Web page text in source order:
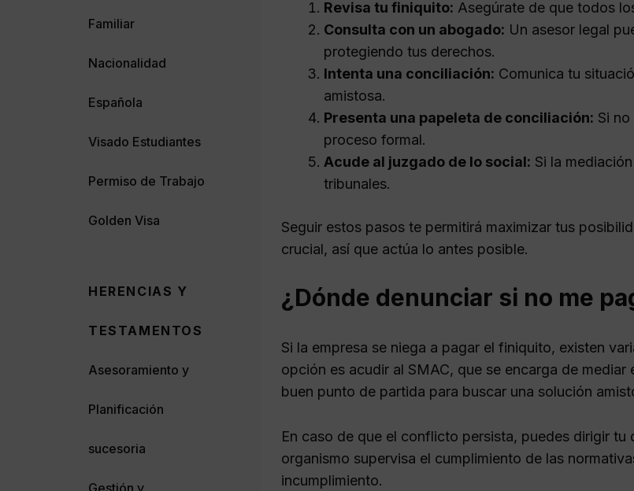
Revisa tu finiquito: Asegúrate de que todos
Consulta con un abogado: Un asesor legal
protegiendo tus derechos.
Intenta una conciliación: Comunica tu
amistosa.
Presenta una papeleta de conciliación: Si
proceso formal.
Acude al juzgado de lo social: Si la
tribunales.
Seguir estos pasos te permitirá maximizar tus
crucial, así que actúa lo antes posible.
¿Dónde denunciar si no me
Si la empresa se niega a pagar el finiquito, existen
opción es acudir al SMAC, que se encarga de
buen punto de partida para buscar una solución
En caso de que el conflicto persista, puedes dirigir tu
organismo supervisa el cumplimiento de las
incumplimiento.
Familiar
Nacionalidad
Española
Visado Estudiantes
Permiso de Trabajo
Golden Visa
HERENCIAS Y
TESTAMENTOS
Asesoramiento y
Planificación
sucesoria
Gestión y